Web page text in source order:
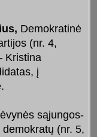
Demokratinė
(nr. 4,
Kristina
į
sąjungos-
(nr. 5,